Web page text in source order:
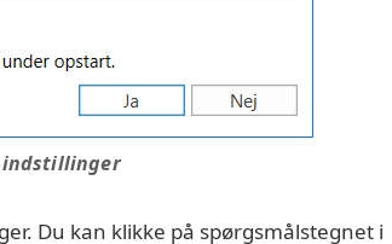
indstillinger
Du kan klikke på spørgsmålstegnet i